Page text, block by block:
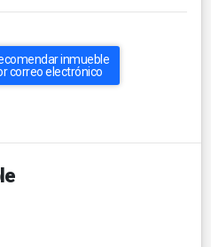
inmueble
correo electrónico